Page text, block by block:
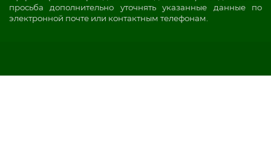
просьба дополнительно уточнять указанные данные по
электронной почте или контактным телефонам.